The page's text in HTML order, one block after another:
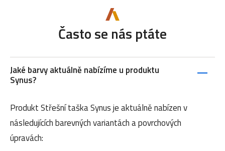
Často se nás ptáte
Jaké barvy aktuálně nabízíme u produktu
Synus?
Produkt Střešní taška Synus je aktuálně nabízen v
následujících barevných variantách a povrchových
úpravách: